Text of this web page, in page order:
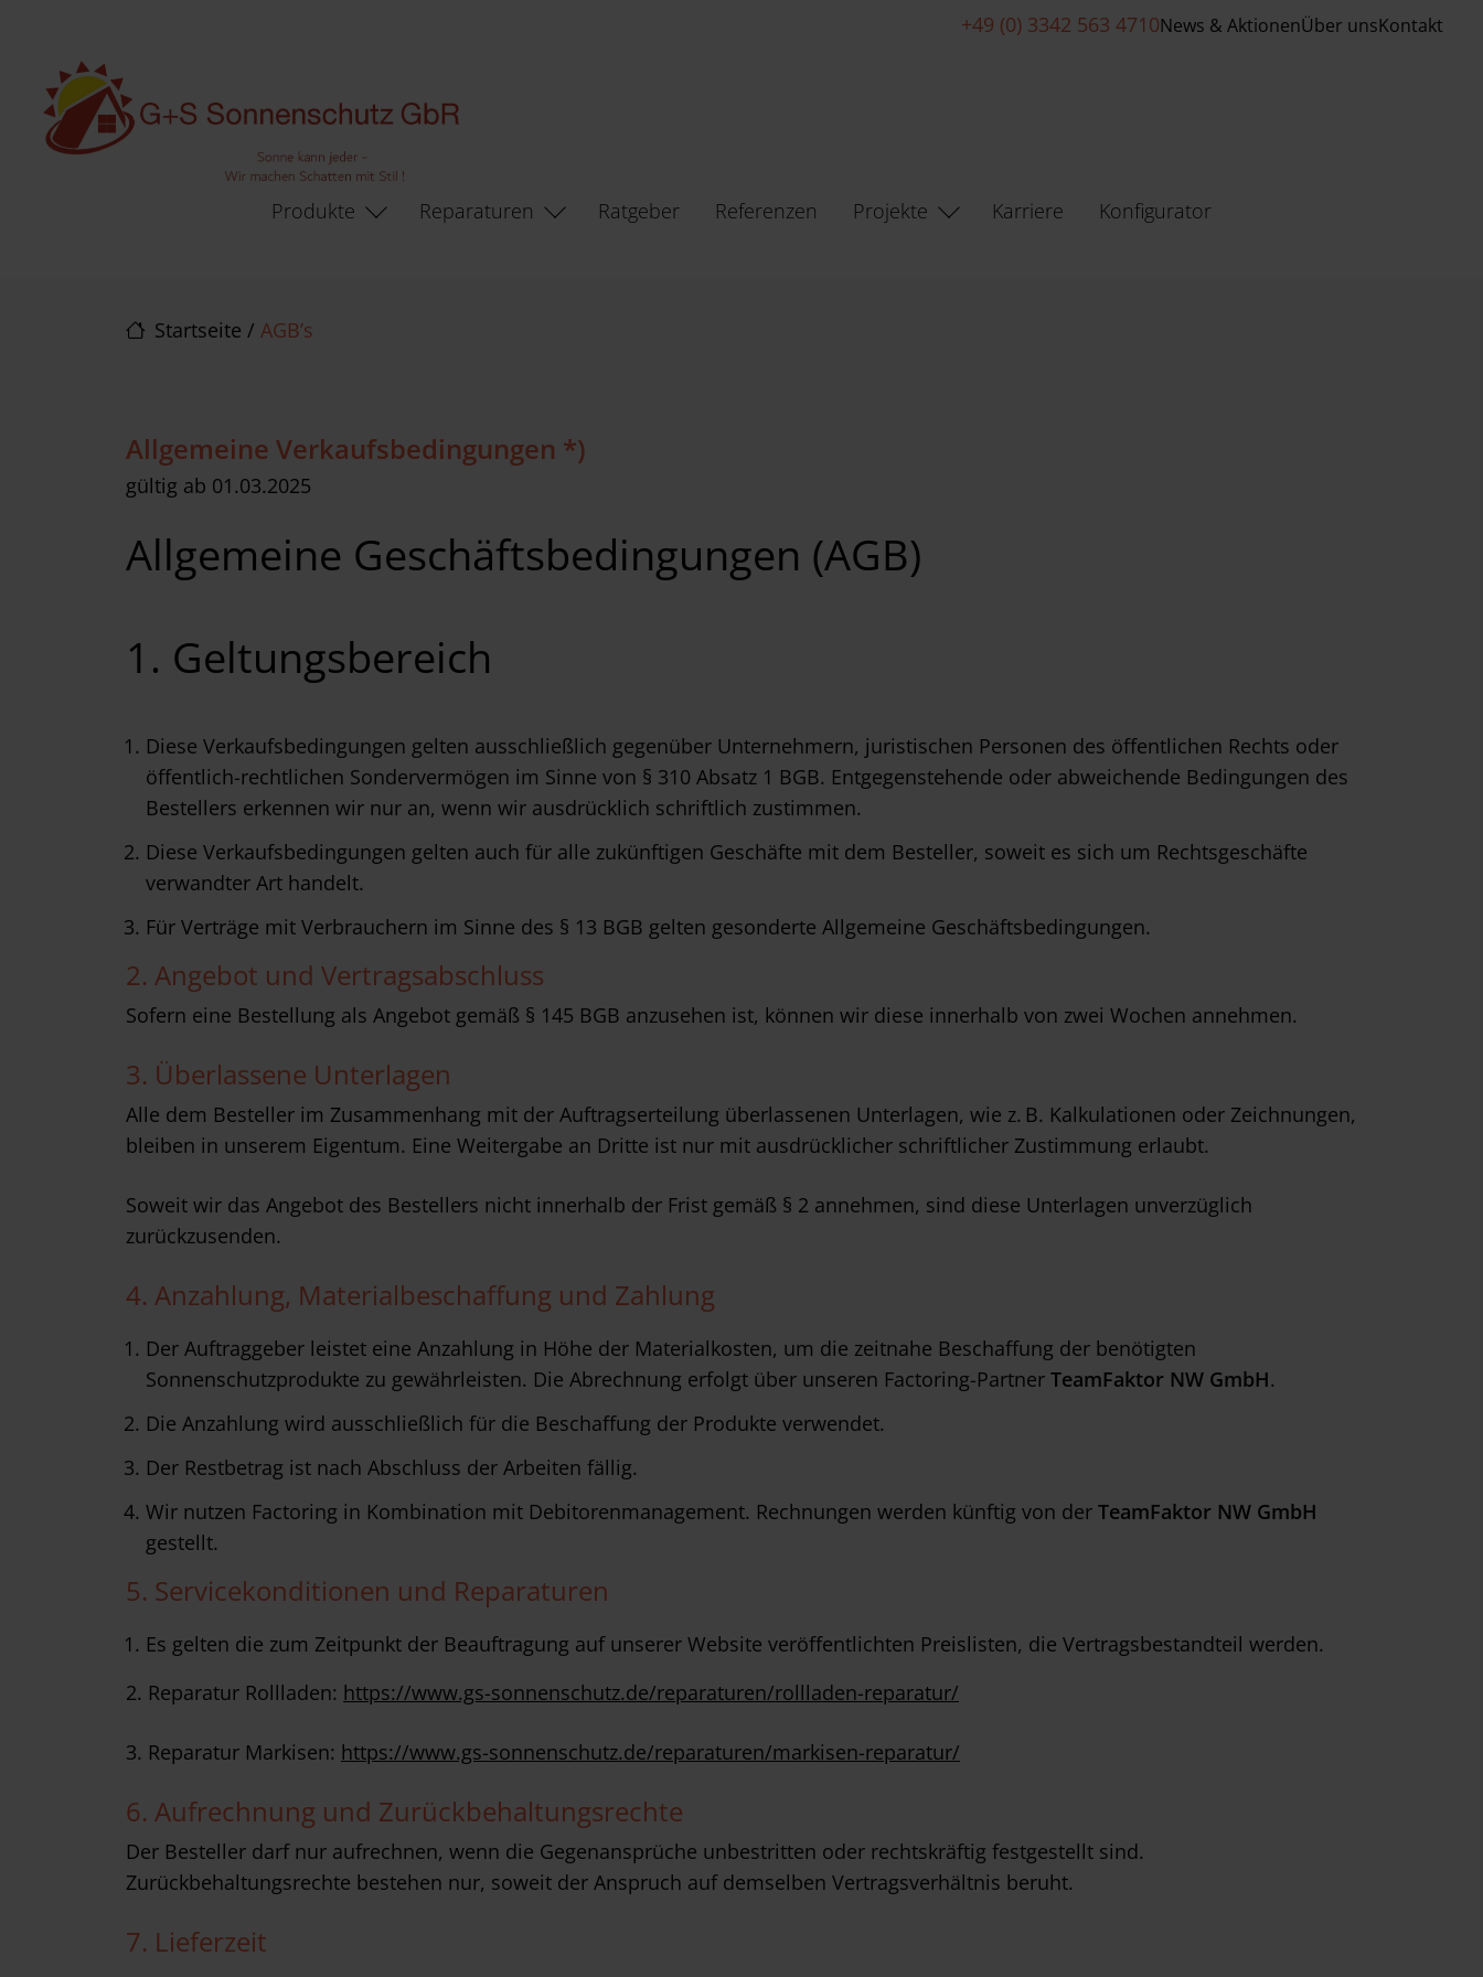
+49 (0) 3342 563 4710News & AktionenÜber unsKontakt
Hauptnavigation
Produkte
Reparaturen Ratgeber Referenzen Projekte Karriere Konfigurator
Startseite / AGB’s
Allgemeine Verkaufsbedingungen *)
gültig ab 01.03.2025
Allgemeine Geschäftsbedingungen (AGB)
1. Geltungsbereich
Diese Verkaufsbedingungen gelten ausschließlich gegenüber Unternehmern, juristischen Personen des öffentlichen Rechts oder
öffentlich-rechtlichen Sondervermögen im Sinne von § 310 Absatz 1 BGB. Entgegenstehende oder abweichende Bedingungen des
Bestellers erkennen wir nur an, wenn wir ausdrücklich schriftlich zustimmen.
Diese Verkaufsbedingungen gelten auch für alle zukünftigen Geschäfte mit dem Besteller, soweit es sich um Rechtsgeschäfte
verwandter Art handelt.
Für Verträge mit Verbrauchern im Sinne des § 13 BGB gelten gesonderte Allgemeine Geschäftsbedingungen.
2. Angebot und Vertragsabschluss
Sofern eine Bestellung als Angebot gemäß § 145 BGB anzusehen ist, können wir diese innerhalb von zwei Wochen annehmen.
3. Überlassene Unterlagen
Alle dem Besteller im Zusammenhang mit der Auftragserteilung überlassenen Unterlagen, wie z. B. Kalkulationen oder Zeichnungen,
bleiben in unserem Eigentum. Eine Weitergabe an Dritte ist nur mit ausdrücklicher schriftlicher Zustimmung erlaubt.
Soweit wir das Angebot des Bestellers nicht innerhalb der Frist gemäß § 2 annehmen, sind diese Unterlagen unverzüglich
zurückzusenden.
4. Anzahlung, Materialbeschaffung und Zahlung
Der Auftraggeber leistet eine Anzahlung in Höhe der Materialkosten, um die zeitnahe Beschaffung der benötigten
Sonnenschutzprodukte zu gewährleisten. Die Abrechnung erfolgt über unseren Factoring-Partner TeamFaktor NW GmbH.
Die Anzahlung wird ausschließlich für die Beschaffung der Produkte verwendet.
Der Restbetrag ist nach Abschluss der Arbeiten fällig.
Wir nutzen Factoring in Kombination mit Debitorenmanagement. Rechnungen werden künftig von der TeamFaktor NW GmbH
gestellt.
5. Servicekonditionen und Reparaturen
Es gelten die zum Zeitpunkt der Beauftragung auf unserer Website veröffentlichten Preislisten, die Vertragsbestandteil werden.
2. Reparatur Rollladen: https://www.gs-sonnenschutz.de/reparaturen/rollladen-reparatur/
3. Reparatur Markisen: https://www.gs-sonnenschutz.de/reparaturen/markisen-reparatur/
6. Aufrechnung und Zurückbehaltungsrechte
Der Besteller darf nur aufrechnen, wenn die Gegenansprüche unbestritten oder rechtskräftig festgestellt sind.
Zurückbehaltungsrechte bestehen nur, soweit der Anspruch auf demselben Vertragsverhältnis beruht.
7. Lieferzeit